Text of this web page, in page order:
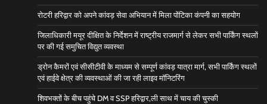
रोटरी हरिद्वार को अपने कांवड़ सेवा अभियान में मिला पोंटिका कंपनी का सहयोग
जिलाधिकारी मयूर दीक्षित के निर्देशन में राष्ट्रीय राजमार्ग से लेकर सभी पार्किंग स्थलों
पर की गई समुचित विद्युत व्यवस्था
ड्रोन कैमरों एवं सीसीटीवी के माध्यम से सम्पूर्ण कांवड़ यात्रा मार्ग, सभी पार्किंग स्थलों
एवं हाईवे क्षेत्र की व्यवस्थाओं की जा रही लाइव मॉनिटरिंग
शिवभक्तों के बीच पहुंचे DM व SSP हरिद्वार,ली साथ में चाय की चुस्की